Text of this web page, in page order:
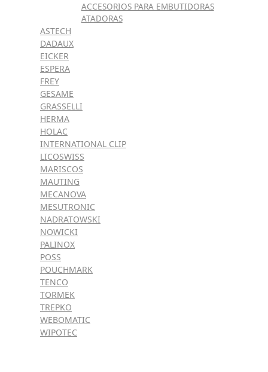
ACCESORIOS PARA EMBUTIDORAS
ATADORAS
ASTECH
DADAUX
EICKER
ESPERA
FREY
GESAME
GRASSELLI
HERMA
HOLAC
INTERNATIONAL CLIP
LICOSWISS
MARISCOS
MAUTING
MECANOVA
MESUTRONIC
NADRATOWSKI
NOWICKI
PALINOX
POSS
POUCHMARK
TENCO
TORMEK
TREPKO
WEBOMATIC
WIPOTEC